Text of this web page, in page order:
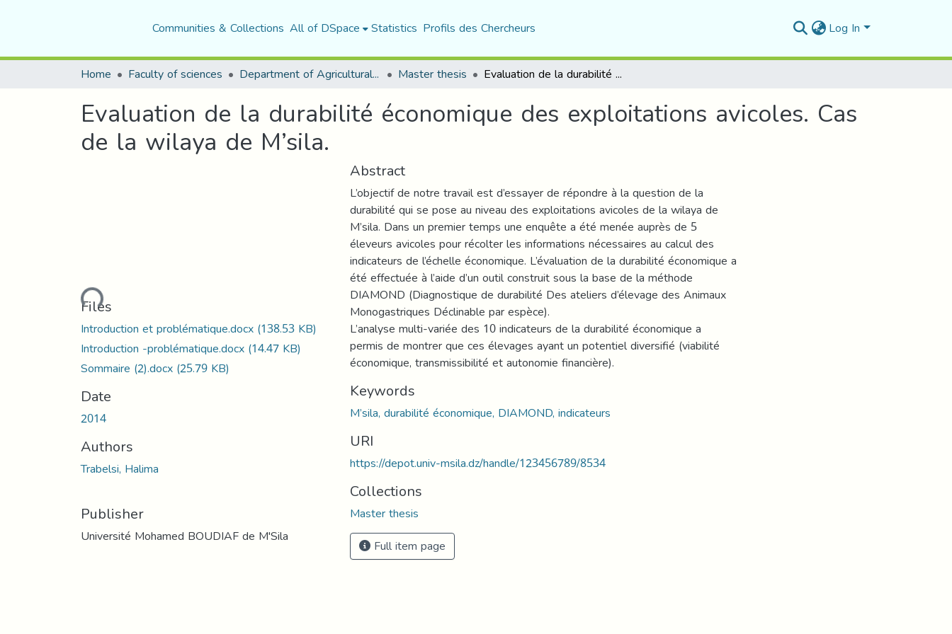
Communities & Collections All of DSpace Statistics Profils des Chercheurs Log In
Home Faculty of sciences Department of Agricultural Sciences Master thesis Evaluation de la durabilité économique des exploitations avicoles. Cas de la wilaya de M’sila.
Evaluation de la durabilité économique des exploitations avicoles. Cas
de la wilaya de M’sila.
Loading...
Files
Introduction et problématique.docx(138.53 KB)
Introduction -problématique.docx(14.47 KB)
Sommaire (2).docx(25.79 KB)
Date
2014
Authors
Trabelsi, Halima
Publisher
Université Mohamed BOUDIAF de M'Sila
Abstract
L’objectif de notre travail est d’essayer de répondre à la question de la
durabilité qui se pose au niveau des exploitations avicoles de la wilaya de
M’sila. Dans un premier temps une enquête a été menée auprès de 5
éleveurs avicoles pour récolter les informations nécessaires au calcul des
indicateurs de l’échelle économique. L’évaluation de la durabilité économique a
été effectuée à l’aide d’un outil construit sous la base de la méthode
DIAMOND (Diagnostique de durabilité Des ateliers d’élevage des Animaux
Monogastriques Déclinable par espèce).
L’analyse multi-variée des 10 indicateurs de la durabilité économique a
permis de montrer que ces élevages ayant un potentiel diversifié (viabilité
économique, transmissibilité et autonomie financière).
Keywords
M’sila, durabilité économique, DIAMOND, indicateurs
URI
https://depot.univ-msila.dz/handle/123456789/8534
Collections
Master thesis
Full item page